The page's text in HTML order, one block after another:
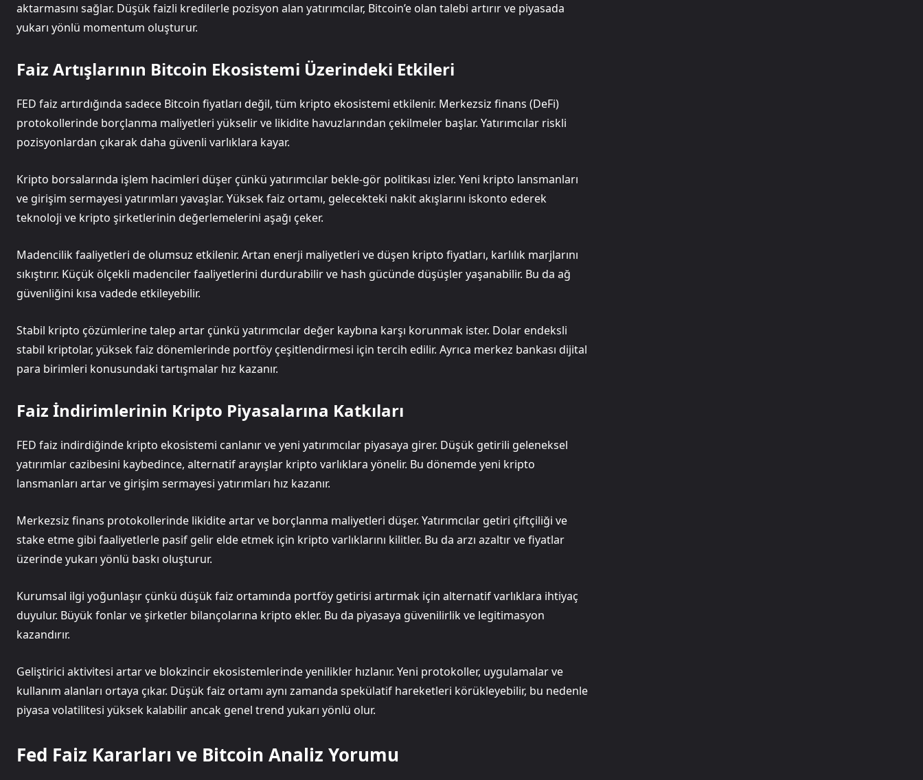
aktarmasını sağlar. Düşük faizli kredilerle pozisyon alan yatırımcılar, Bitcoin’e olan talebi artırır ve piyasada
yukarı yönlü momentum oluşturur.
Faiz Artışlarının Bitcoin Ekosistemi Üzerindeki Etkileri
FED faiz artırdığında sadece Bitcoin fiyatları değil, tüm kripto ekosistemi etkilenir. Merkezsiz finans (DeFi)
protokollerinde borçlanma maliyetleri yükselir ve likidite havuzlarından çekilmeler başlar. Yatırımcılar riskli
pozisyonlardan çıkarak daha güvenli varlıklara kayar.
Kripto borsalarında işlem hacimleri düşer çünkü yatırımcılar bekle-gör politikası izler. Yeni kripto lansmanları
ve girişim sermayesi yatırımları yavaşlar. Yüksek faiz ortamı, gelecekteki nakit akışlarını iskonto ederek
teknoloji ve kripto şirketlerinin değerlemelerini aşağı çeker.
Madencilik faaliyetleri de olumsuz etkilenir. Artan enerji maliyetleri ve düşen kripto fiyatları, karlılık marjlarını
sıkıştırır. Küçük ölçekli madenciler faaliyetlerini durdurabilir ve hash gücünde düşüşler yaşanabilir. Bu da ağ
güvenliğini kısa vadede etkileyebilir.
Stabil kripto çözümlerine talep artar çünkü yatırımcılar değer kaybına karşı korunmak ister. Dolar endeksli
stabil kriptolar, yüksek faiz dönemlerinde portföy çeşitlendirmesi için tercih edilir. Ayrıca merkez bankası dijital
para birimleri konusundaki tartışmalar hız kazanır.
Faiz İndirimlerinin Kripto Piyasalarına Katkıları
FED faiz indirdiğinde kripto ekosistemi canlanır ve yeni yatırımcılar piyasaya girer. Düşük getirili geleneksel
yatırımlar cazibesini kaybedince, alternatif arayışlar kripto varlıklara yönelir. Bu dönemde yeni kripto
lansmanları artar ve girişim sermayesi yatırımları hız kazanır.
Merkezsiz finans protokollerinde likidite artar ve borçlanma maliyetleri düşer. Yatırımcılar getiri çiftçiliği ve
stake etme gibi faaliyetlerle pasif gelir elde etmek için kripto varlıklarını kilitler. Bu da arzı azaltır ve fiyatlar
üzerinde yukarı yönlü baskı oluşturur.
Kurumsal ilgi yoğunlaşır çünkü düşük faiz ortamında portföy getirisi artırmak için alternatif varlıklara ihtiyaç
duyulur. Büyük fonlar ve şirketler bilançolarına kripto ekler. Bu da piyasaya güvenilirlik ve legitimasyon
kazandırır.
Geliştirici aktivitesi artar ve blokzincir ekosistemlerinde yenilikler hızlanır. Yeni protokoller, uygulamalar ve
kullanım alanları ortaya çıkar. Düşük faiz ortamı aynı zamanda spekülatif hareketleri körükleyebilir, bu nedenle
piyasa volatilitesi yüksek kalabilir ancak genel trend yukarı yönlü olur.
Fed Faiz Kararları ve Bitcoin Analiz Yorumu